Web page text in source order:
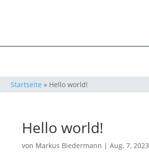
Startseite » Hello world!
Hello world!
von Markus Biedermann | Aug. 7, 2023